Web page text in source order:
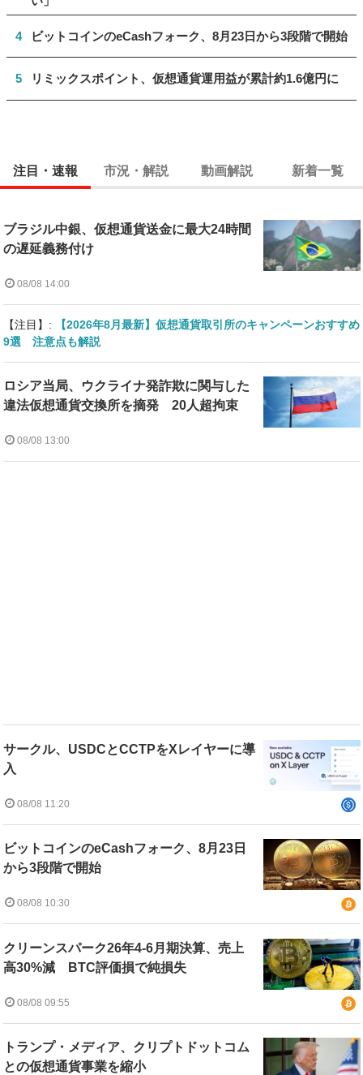
4 ビットコインのeCashフォーク、8月23日から3段階で開始
5 リミックスポイント、仮想通貨運用益が累計約1.6億円に
注目・速報 市況・解説 動画解説 新着一覧
ブラジル中銀、仮想通貨送金に最大24時間
の遅延義務付け
08/08 14:00
【注目】:
【2026年8月最新】仮想通貨取引所のキャンペーンおすすめ
9選 注意点も解説
ロシア当局、ウクライナ発詐欺に関与した
違法仮想通貨交換所を摘発 20人超拘束
08/08 13:00
サークル、USDCとCCTPをXレイヤーに導
入
08/08 11:20
ビットコインのeCashフォーク、8月23日
から3段階で開始
08/08 10:30
クリーンスパーク26年4-6月期決算、売上
高30%減 BTC評価損で純損失
08/08 09:55
トランプ・メディア、クリプトドットコム
との仮想通貨事業を縮小